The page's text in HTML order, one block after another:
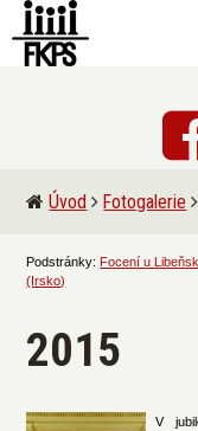
Úvod Fotogalerie
Podstránky: Focení u
(Irsko)
2015
V